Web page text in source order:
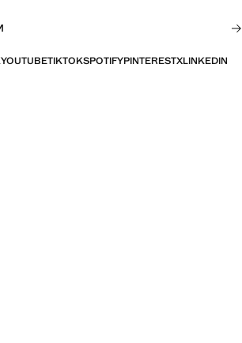
YOUTUBETIKTOKSPOTIFYPINTERESTXLINKEDIN